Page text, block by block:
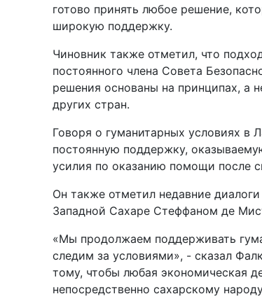
готово принять любое решение,
широкую поддержку.
Чиновник также отметил, что
постоянного члена Совета
решения основаны на принципах, а
других стран.
Говоря о гуманитарных условиях в
постоянную поддержку,
усилия по оказанию помощи после
Он также отметил недавние
Западной Сахаре Стеффаном де
«Мы продолжаем поддерживать
следим за условиями», - сказал
тому, чтобы любая экономическая
непосредственно сахарскому